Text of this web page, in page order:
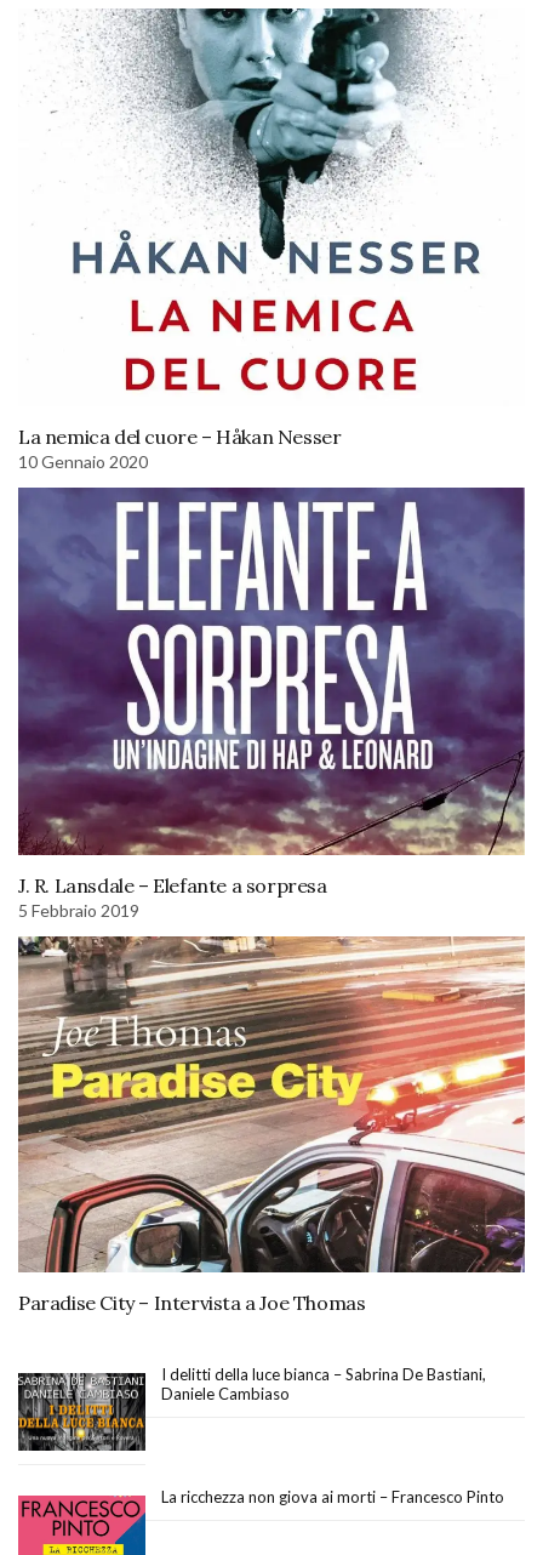
La nemica del cuore – Håkan Nesser
10 Gennaio 2020
J. R. Lansdale – Elefante a sorpresa
5 Febbraio 2019
Paradise City – Intervista a Joe Thomas
I delitti della luce bianca – Sabrina De Bastiani,
Daniele Cambiaso
La ricchezza non giova ai morti – Francesco Pinto